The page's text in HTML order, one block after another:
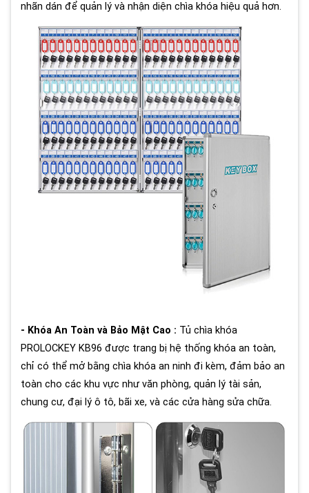
nhãn dán để quản lý và nhận diện chìa khóa hiệu quả hơn.
- Khóa An Toàn và Bảo Mật Cao : Tủ chìa khóa
PROLOCKEY KB96 được trang bị hệ thống khóa an toàn,
chỉ có thể mở bằng chìa khóa an ninh đi kèm, đảm bảo an
toàn cho các khu vực như văn phòng, quản lý tài sản,
chung cư, đại lý ô tô, bãi xe, và các cửa hàng sửa chữa.